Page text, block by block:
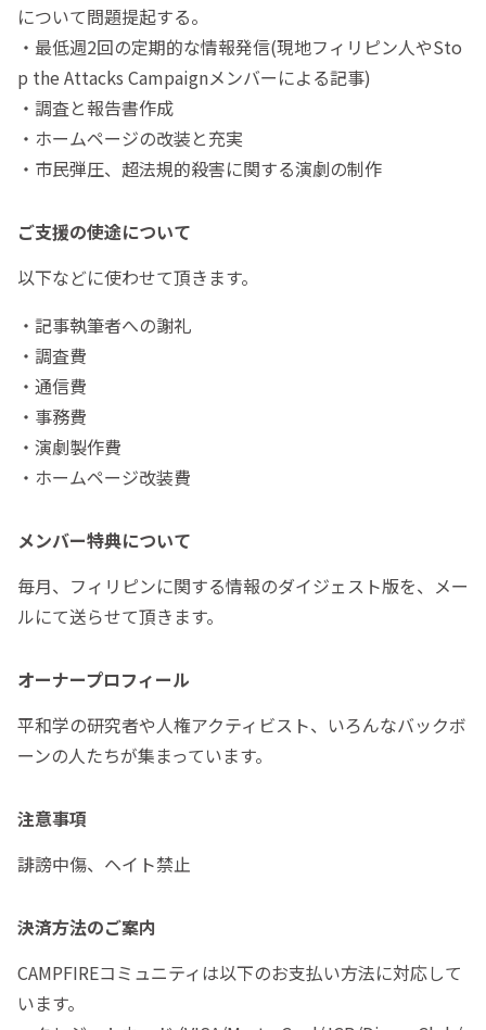
について問題提起する。
・最低週2回の定期的な情報発信(現地フィリピン人やSto
p the Attacks Campaignメンバーによる記事)
・調査と報告書作成
・ホームページの改装と充実
・市民弾圧、超法規的殺害に関する演劇の制作
ご支援の使途について
以下などに使わせて頂きます。
・記事執筆者への謝礼
・調査費
・通信費
・事務費
・演劇製作費
・ホームページ改装費
メンバー特典について
毎月、フィリピンに関する情報のダイジェスト版を、メー
ルにて送らせて頂きます。
オーナープロフィール
平和学の研究者や人権アクティビスト、いろんなバックボ
ーンの人たちが集まっています。
注意事項
誹謗中傷、ヘイト禁止
決済方法のご案内
CAMPFIREコミュニティは以下のお支払い方法に対応して
います。